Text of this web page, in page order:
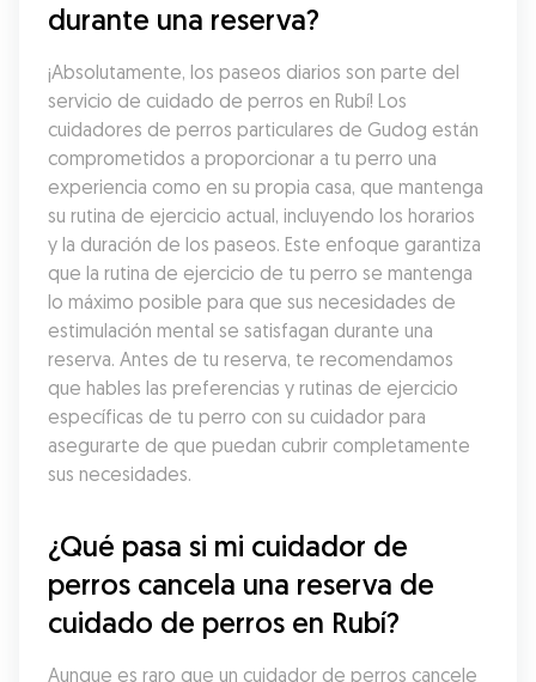
durante una reserva?
¡Absolutamente, los paseos diarios son parte del
servicio de cuidado de perros en Rubí! Los
cuidadores de perros particulares de Gudog están
comprometidos a proporcionar a tu perro una
experiencia como en su propia casa, que mantenga
su rutina de ejercicio actual, incluyendo los horarios
y la duración de los paseos. Este enfoque garantiza
que la rutina de ejercicio de tu perro se mantenga
lo máximo posible para que sus necesidades de
estimulación mental se satisfagan durante una
reserva. Antes de tu reserva, te recomendamos
que hables las preferencias y rutinas de ejercicio
específicas de tu perro con su cuidador para
asegurarte de que puedan cubrir completamente
sus necesidades.
¿Qué pasa si mi cuidador de
perros cancela una reserva de
cuidado de perros en Rubí?
Aunque es raro que un cuidador de perros cancele